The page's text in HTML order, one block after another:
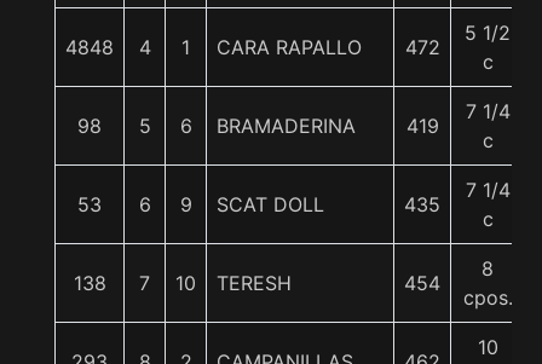
4848 4 1 CARA RAPALLO 472
5 1/2
c
98 5 6 BRAMADERINA 419
7 1/4
c
53 6 9 SCAT DOLL 435
7 1/4
c
138 7 10 TERESH 454
8
cpos.
10